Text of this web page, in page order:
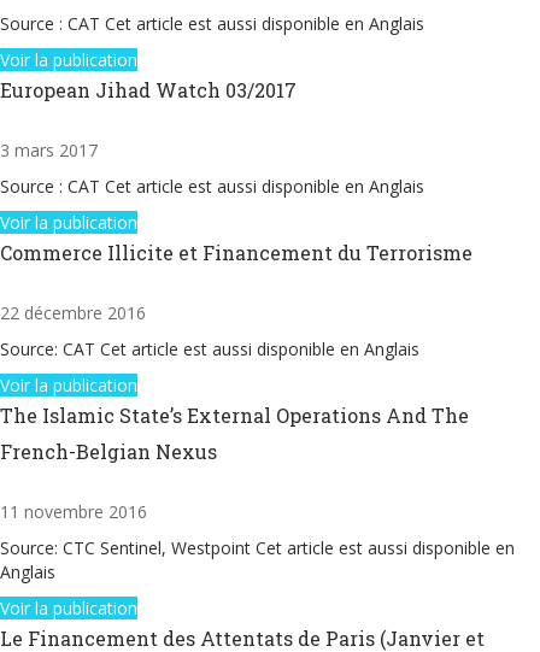
Source : CAT Cet article est aussi disponible en Anglais
Voir la publication
European Jihad Watch 03/2017
3 mars 2017
Source : CAT Cet article est aussi disponible en Anglais
Voir la publication
Commerce Illicite et Financement du Terrorisme
22 décembre 2016
Source: CAT Cet article est aussi disponible en Anglais
Voir la publication
The Islamic State’s External Operations And The
French-Belgian Nexus
11 novembre 2016
Source: CTC Sentinel, Westpoint Cet article est aussi disponible en
Anglais
Voir la publication
Le Financement des Attentats de Paris (Janvier et